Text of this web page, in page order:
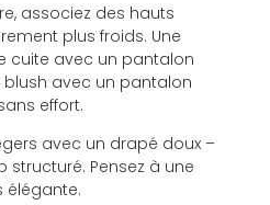
associez des hauts
plus froids. Une
cuite avec un pantalon
avec un pantalon
effort.
avec un drapé doux –
structuré. Pensez à une
élégante.